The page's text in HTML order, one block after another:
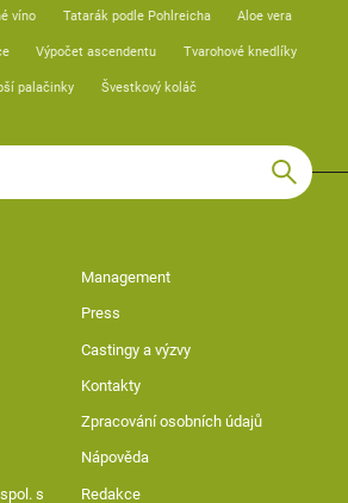
víno Tatarák podle Pohlreicha Aloe vera
Výpočet ascendentu Tvarohové knedlíky
palačinky Švestkový koláč
Management
Press
Castingy a výzvy
Kontakty
Zpracování osobních údajů
Nápověda
s Redakce